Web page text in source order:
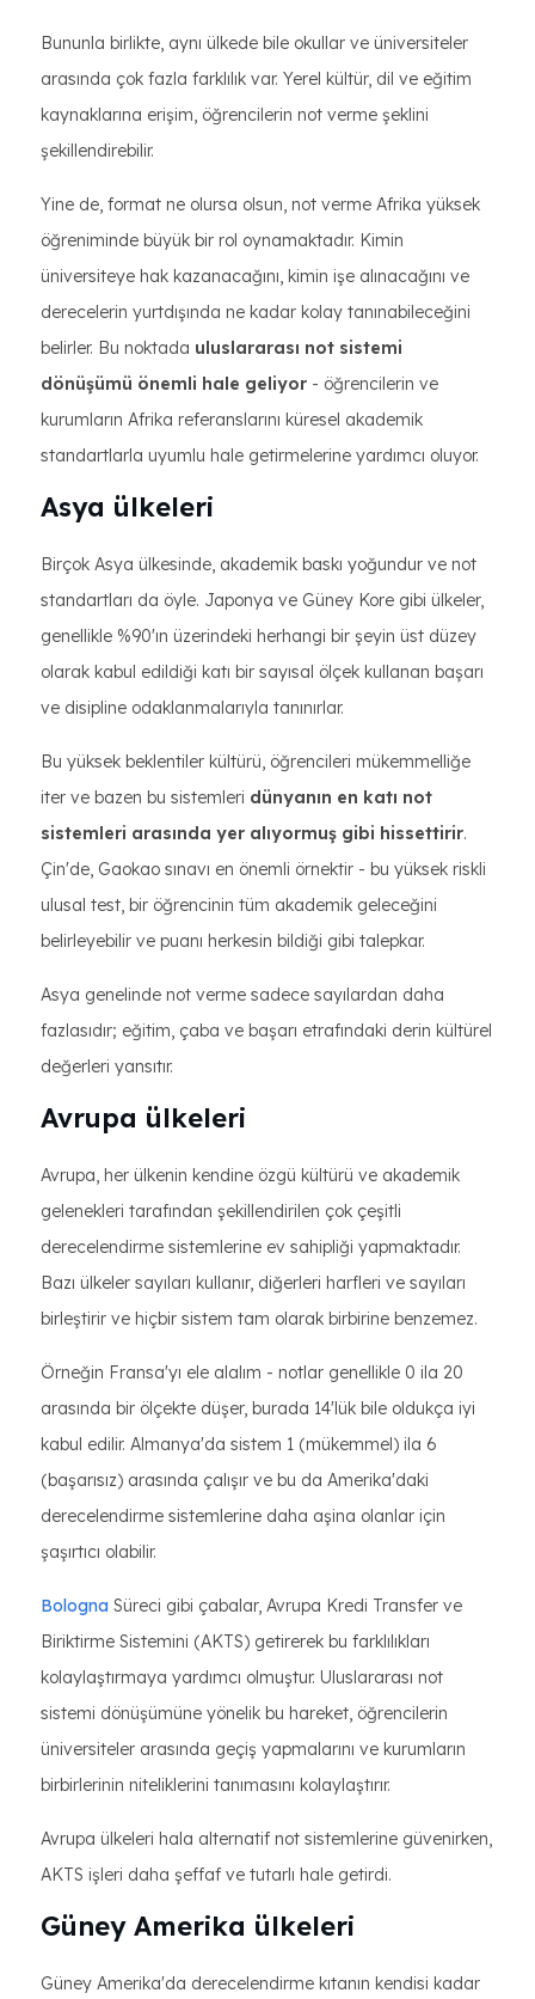
Bununla birlikte, aynı ülkede bile okullar ve üniversiteler
arasında çok fazla farklılık var. Yerel kültür, dil ve eğitim
kaynaklarına erişim, öğrencilerin not verme şeklini
şekillendirebilir.
Yine de, format ne olursa olsun, not verme Afrika yüksek
öğreniminde büyük bir rol oynamaktadır. Kimin
üniversiteye hak kazanacağını, kimin işe alınacağını ve
derecelerin yurtdışında ne kadar kolay tanınabileceğini
belirler. Bu noktada uluslararası not sistemi
dönüşümü önemli hale geliyor - öğrencilerin ve
kurumların Afrika referanslarını küresel akademik
standartlarla uyumlu hale getirmelerine yardımcı oluyor.
Asya ülkeleri
Birçok Asya ülkesinde, akademik baskı yoğundur ve not
standartları da öyle. Japonya ve Güney Kore gibi ülkeler,
genellikle %90'ın üzerindeki herhangi bir şeyin üst düzey
olarak kabul edildiği katı bir sayısal ölçek kullanan başarı
ve disipline odaklanmalarıyla tanınırlar.
Bu yüksek beklentiler kültürü, öğrencileri mükemmelliğe
iter ve bazen bu sistemleri dünyanın en katı not
sistemleri arasında yer alıyormuş gibi hissettirir.
Çin'de, Gaokao sınavı en önemli örnektir - bu yüksek riskli
ulusal test, bir öğrencinin tüm akademik geleceğini
belirleyebilir ve puanı herkesin bildiği gibi talepkar.
Asya genelinde not verme sadece sayılardan daha
fazlasıdır; eğitim, çaba ve başarı etrafındaki derin kültürel
değerleri yansıtır.
Avrupa ülkeleri
Avrupa, her ülkenin kendine özgü kültürü ve akademik
gelenekleri tarafından şekillendirilen çok çeşitli
derecelendirme sistemlerine ev sahipliği yapmaktadır.
Bazı ülkeler sayıları kullanır, diğerleri harfleri ve sayıları
birleştirir ve hiçbir sistem tam olarak birbirine benzemez.
Örneğin Fransa'yı ele alalım - notlar genellikle 0 ila 20
arasında bir ölçekte düşer, burada 14'lük bile oldukça iyi
kabul edilir. Almanya'da sistem 1 (mükemmel) ila 6
(başarısız) arasında çalışır ve bu da Amerika'daki
derecelendirme sistemlerine daha aşina olanlar için
şaşırtıcı olabilir.
Bologna Süreci gibi çabalar, Avrupa Kredi Transfer ve
Biriktirme Sistemini (AKTS) getirerek bu farklılıkları
kolaylaştırmaya yardımcı olmuştur. Uluslararası not
sistemi dönüşümüne yönelik bu hareket, öğrencilerin
üniversiteler arasında geçiş yapmalarını ve kurumların
birbirlerinin niteliklerini tanımasını kolaylaştırır.
Avrupa ülkeleri hala alternatif not sistemlerine güvenirken,
AKTS işleri daha şeffaf ve tutarlı hale getirdi.
Güney Amerika ülkeleri
Güney Amerika'da derecelendirme kıtanın kendisi kadar